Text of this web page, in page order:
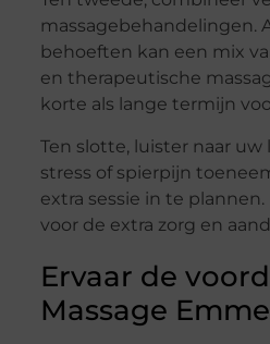
massagebehandelingen.
behoeften kan een mix
en therapeutische
korte als lange termijn
Ten slotte, luister naar
stress of spierpijn
extra sessie in te
voor de extra zorg en
Ervaar de
Massage